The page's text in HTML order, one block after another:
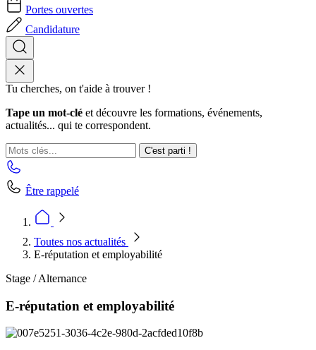
Portes ouvertes
Candidature
Tu cherches, on t'aide à trouver !
Tape un mot-clé et découvre les formations, événements,
actualités... qui te correspondent.
C'est parti !
Être rappelé
Toutes nos actualités
E-réputation et employabilité
Stage / Alternance
E-réputation et employabilité